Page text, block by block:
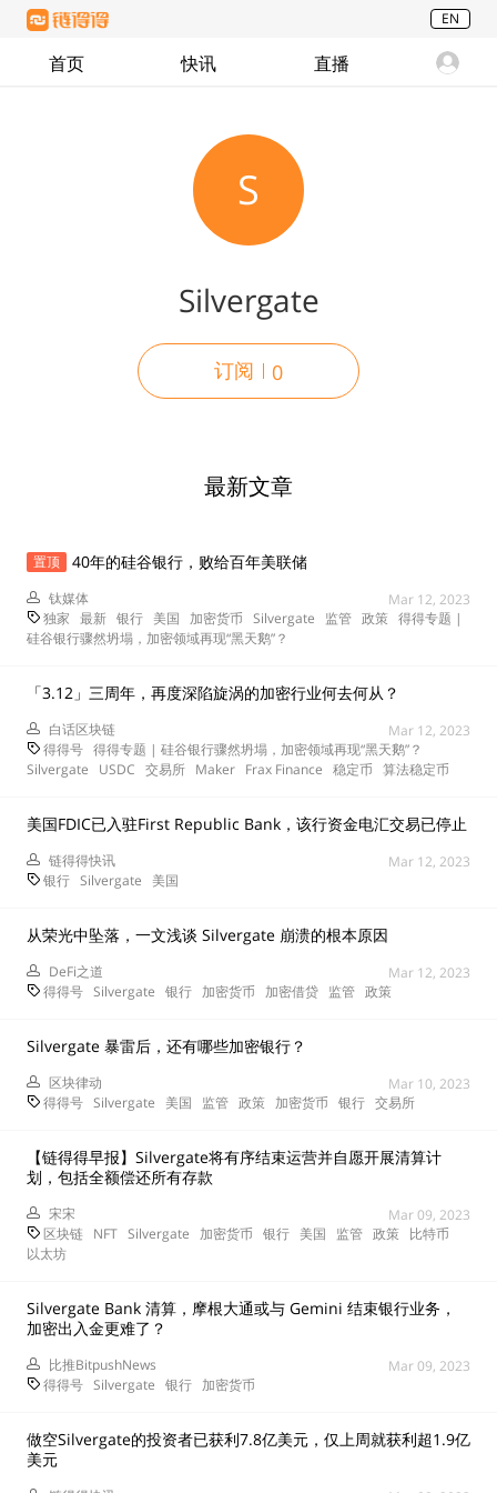
EN
首页 快讯 直播
S
Silvergate
订阅 0
最新文章
置顶 40年的硅谷银行，败给百年美联储
钛媒体
Mar 12, 2023
独家 最新 银行 美国 加密货币 Silvergate 监管 政策 得得专题 |
硅谷银行骤然坍塌，加密领域再现“黑天鹅”？
「3.12」三周年，再度深陷旋涡的加密行业何去何从？
白话区块链
Mar 12, 2023
得得号 得得专题 | 硅谷银行骤然坍塌，加密领域再现“黑天鹅”？
Silvergate
USDC 交易所 Maker Frax Finance 稳定币 算法稳定币
美国FDIC已入驻First Republic Bank，该行资金电汇交易已停止
链得得快讯
Mar 12, 2023
银行 Silvergate 美国
从荣光中坠落，一文浅谈 Silvergate 崩溃的根本原因
DeFi之道
Mar 12, 2023
得得号 Silvergate 银行 加密货币 加密借贷 监管 政策
Silvergate 暴雷后，还有哪些加密银行？
区块律动
Mar 10, 2023
得得号 Silvergate 美国 监管 政策 加密货币 银行 交易所
【链得得早报】Silvergate将有序结束运营并自愿开展清算计
划，包括全额偿还所有存款
宋宋
Mar 09, 2023
区块链 NFT Silvergate 加密货币 银行 美国 监管 政策 比特币
以太坊
Silvergate Bank 清算，摩根大通或与 Gemini 结束银行业务，
加密出入金更难了？
比推BitpushNews
Mar 09, 2023
得得号 Silvergate 银行 加密货币
做空Silvergate的投资者已获利7.8亿美元，仅上周就获利超1.9亿
美元